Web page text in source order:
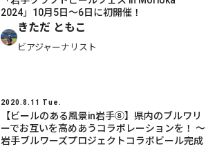
2024」10月5日～6日に初開催！
きただ ともこ
ビアジャーナリスト
2020.8.11 Tue.
【ビールのある風景in岩手⑧】県内のブルワリ
ーでお互いを高めあうコラボレーションを！ ～
岩手ブルワーズプロジェクトコラボビール完成